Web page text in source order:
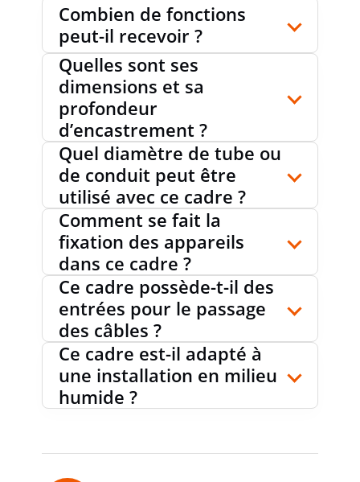
NOMBRE D'ENTRÉES
SANS HALOGÈNE
CLASSE DE PROTECTION (NEMA)
FINITION DU COUVERCLE
COUVERCLE TRANSPARENT
PLOMBABLE
AVEC BLINDAGE non
Combien de fonctions
peut-il recevoir ?
Quelles sont ses
dimensions et sa
profondeur
d’encastrement ?
Quel diamètre de tube ou
de conduit peut être
utilisé avec ce cadre ?
Comment se fait la
fixation des appareils
dans ce cadre ?
Ce cadre possède-t-il des
entrées pour le passage
des câbles ?
Ce cadre est-il adapté à
une installation en milieu
humide ?